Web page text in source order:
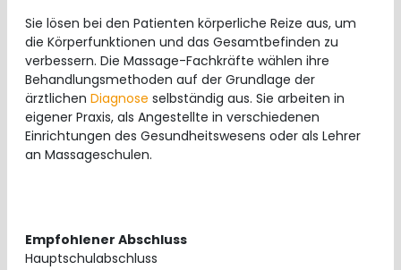
Sie lösen bei den Patienten körperliche Reize aus, um
die Körperfunktionen und das Gesamtbefinden zu
verbessern. Die Massage-Fachkräfte wählen ihre
Behandlungsmethoden auf der Grundlage der
ärztlichen Diagnose selbständig aus. Sie arbeiten in
eigener Praxis, als Angestellte in verschiedenen
Einrichtungen des Gesundheitswesens oder als Lehrer
an Massageschulen.
Empfohlener Abschluss
Hauptschulabschluss